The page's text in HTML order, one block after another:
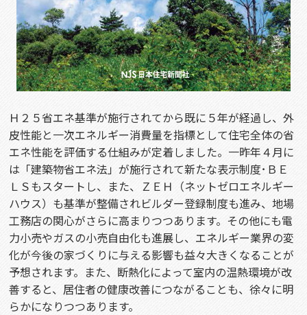
Ｈ２５省エネ基準が施行されてから既に５年が経過し、外
皮性能と一次エネルギー消費量を指標として住宅全体の省
エネ性能を評価する仕組みが定着しました。一昨年４月に
は「建築物省エネ法」が施行されて新たな表示制度･ＢＥ
ＬＳもスタートし、また、ＺＥＨ（ネットゼロエネルギー
ハウス）も基準が整備されビルダー登録制度も進み、地場
工務店の関心がさらに高まりつつあります。その他にも電
力小売やガスの小売自由化も進展し、エネルギー業界の変
化が今後の家づくりに与える影響も益々大きくなることが
予想されます。また、断熱化によって室内の温熱環境が改
善すると、居住者の健康改善につながることも、徐々に明
らかになりつつあります。